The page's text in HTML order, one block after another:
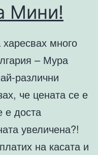
Мини!
много
– Мура
различни
че цената се е
е доста
увеличена?!
на касата и